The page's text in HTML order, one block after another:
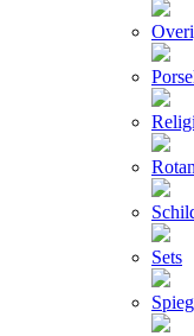
Sets